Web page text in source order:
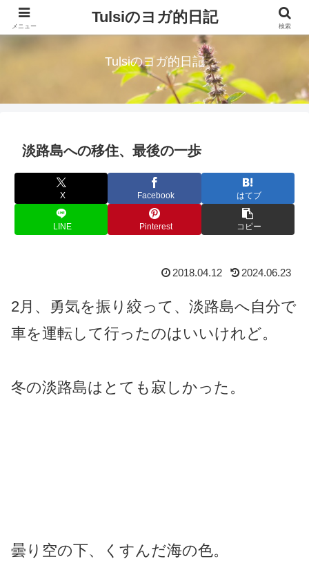
読むハーブティー。淡路島に移住したシングルマザーが綴る気づきの日々
Tulsiのヨガ的日記
淡路島への移住、最後の一歩
X Facebook はてブ
LINE Pinterest コピー
2018.04.12 2024.06.23
2月、勇気を振り絞って、淡路島へ自分で
車を運転して行ったのはいいけれど。
冬の淡路島はとても寂しかった。
曇り空の下、くすんだ海の色。
メニュー
Tulsiのヨガ的日記
検索